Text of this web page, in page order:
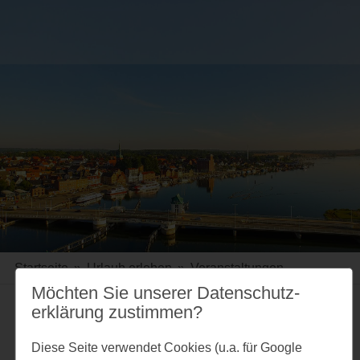
Startseite » Urlaub erleben » Veranstaltungen
Merkzettel
Möchten Sie unserer Datenschutz­
erklärung zustimmen?
Diese Seite verwendet Cookies (u.a. für Google